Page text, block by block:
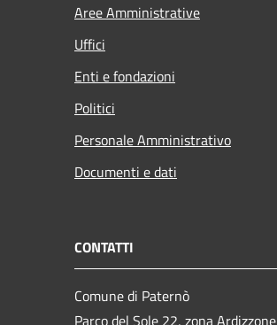
Aree Amministrative
Uffici
Enti e fondazioni
Politici
Personale Amministrativo
Documenti e dati
CONTATTI
Comune di Paternò
Parco del Sole 22, zona Ardizzone